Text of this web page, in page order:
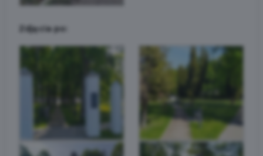
Zdjęcia po: